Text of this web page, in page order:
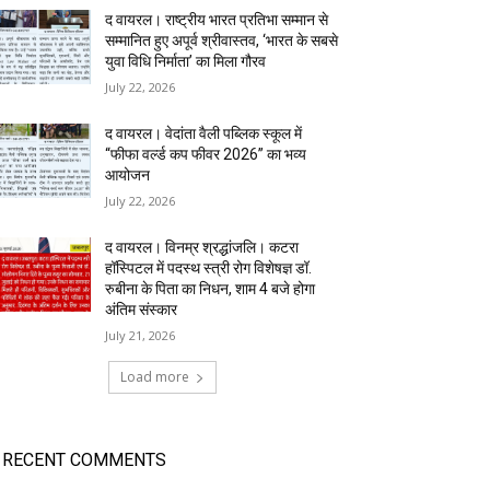
द वायरल। राष्ट्रीय भारत प्रतिभा सम्मान से
सम्मानित हुए अपूर्व श्रीवास्तव, ‘भारत के सबसे
युवा विधि निर्माता’ का मिला गौरव
July 22, 2026
द वायरल। वेदांता वैली पब्लिक स्कूल में
“फीफा वर्ल्ड कप फीवर 2026” का भव्य
आयोजन
July 22, 2026
द वायरल। विनम्र श्रद्धांजलि। कटरा
हॉस्पिटल में पदस्थ स्त्री रोग विशेषज्ञ डॉ.
रुबीना के पिता का निधन, शाम 4 बजे होगा
अंतिम संस्कार
July 21, 2026
Load more
RECENT COMMENTS